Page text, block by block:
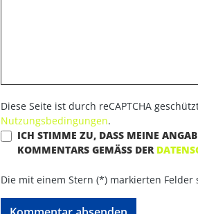
Diese Seite ist durch reCAPTCHA
Nutzungsbedingungen.
ICH STIMME ZU, DASS MEINE
KOMMENTARS GEMÄSS DER
Die mit einem Stern (*) markierten Felder